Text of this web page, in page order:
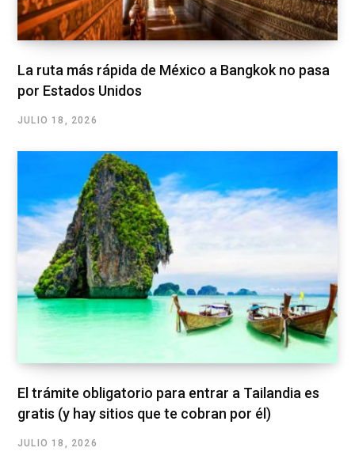
La ruta más rápida de México a Bangkok no pasa
por Estados Unidos
JULIO 18, 2026
El trámite obligatorio para entrar a Tailandia es
gratis (y hay sitios que te cobran por él)
JULIO 18, 2026